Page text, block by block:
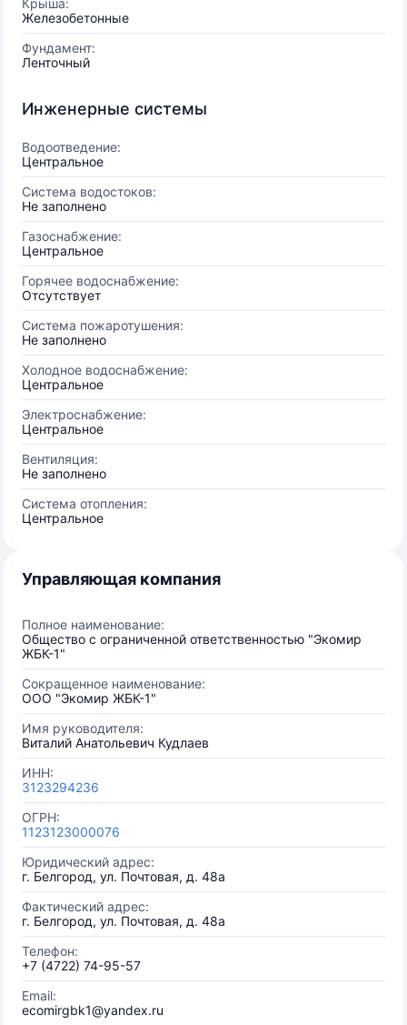
Крыша:
Железобетонные
Фундамент:
Ленточный
Инженерные системы
Водоотведение:
Центральное
Система водостоков:
Не заполнено
Газоснабжение:
Центральное
Горячее водоснабжение:
Отсутствует
Система пожаротушения:
Не заполнено
Холодное водоснабжение:
Центральное
Электроснабжение:
Центральное
Вентиляция:
Не заполнено
Система отопления:
Центральное
Управляющая компания
Полное наименование:
Общество с ограниченной ответственностью "Экомир
ЖБК-1"
Сокращенное наименование:
ООО "Экомир ЖБК-1"
Имя руководителя:
Виталий Анатольевич Кудлаев
ИНН:
3123294236
ОГРН:
1123123000076
Юридический адрес:
г. Белгород, ул. Почтовая, д. 48а
Фактический адрес:
г. Белгород, ул. Почтовая, д. 48а
Телефон:
+7 (4722) 74-95-57
Email:
ecomirgbk1@yandex.ru